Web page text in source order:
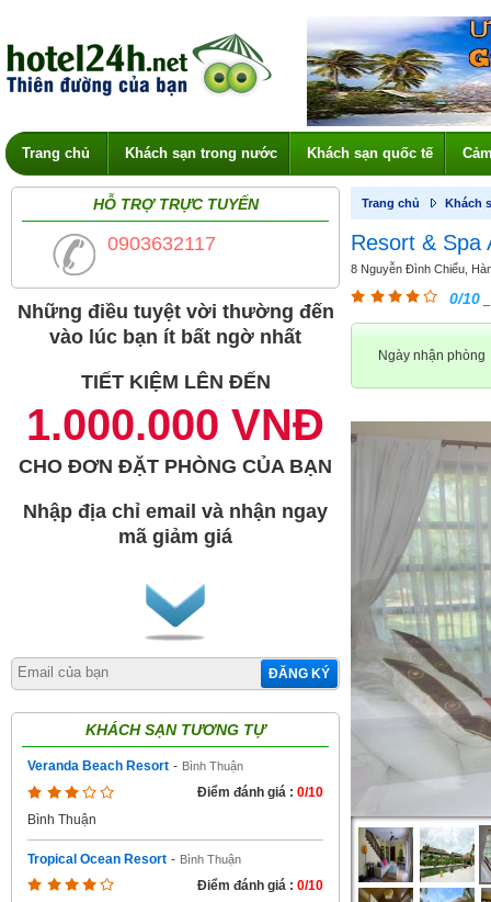
Trang chủ Khách sạn trong nước Khách sạn quốc tế
HỖ TRỢ TRỰC TUYẾN
0903632117
Những điều tuyệt vời thường đến
vào lúc bạn ít bất ngờ nhất
TIẾT KIỆM LÊN ĐẾN
1.000.000 VNĐ
CHO ĐƠN ĐẶT PHÒNG CỦA BẠN
Nhập địa chỉ email và nhận ngay
mã giảm giá
ĐĂNG KÝ
KHÁCH SẠN TƯƠNG TỰ
Veranda Beach Resort - Bình Thuận
Điểm đánh giá : 0/10
Bình Thuận
Tropical Ocean Resort - Bình Thuận
Điểm đánh giá : 0/10
Trang chủ Khách
Resort & Spa
8 Nguyễn Đình Chiểu,
0/10
Ngày nhận phòng